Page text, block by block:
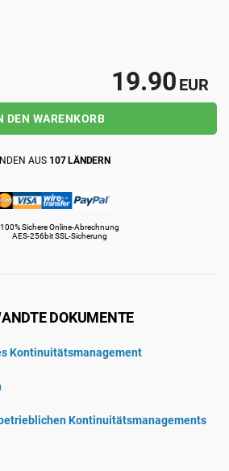
19.90 EUR
DEN WARENKORB
AUS 107 LÄNDERN
100% Sichere Online-Abrechnung
AES-256bit SSL-Sicherung
DOKUMENTE
Kontinuitätsmanagement
Kontinuitätsmanagements